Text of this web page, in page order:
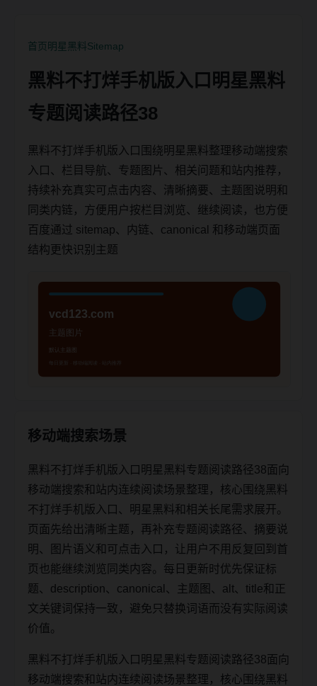
首页明星黑料Sitemap
黑料不打烊手机版入口明星黑料
专题阅读路径38
黑料不打烊手机版入口围绕明星黑料整理移动端搜索
入口、栏目导航、专题图片、相关问题和站内推荐，
持续补充真实可点击内容、清晰摘要、主题图说明和
同类内链，方便用户按栏目浏览、继续阅读，也方便
百度通过 sitemap、内链、canonical 和移动端页面
结构更快识别主题
移动端搜索场景
黑料不打烊手机版入口明星黑料专题阅读路径38面向
移动端搜索和站内连续阅读场景整理，核心围绕黑料
不打烊手机版入口、明星黑料和相关长尾需求展开。
页面先给出清晰主题，再补充专题阅读路径、摘要说
明、图片语义和可点击入口，让用户不用反复回到首
页也能继续浏览同类内容。每日更新时优先保证标
题、description、canonical、主题图、alt、title和正
文关键词保持一致，避免只替换词语而没有实际阅读
价值。
黑料不打烊手机版入口明星黑料专题阅读路径38面向
移动端搜索和站内连续阅读场景整理，核心围绕黑料